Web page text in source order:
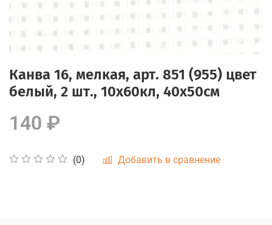
Канва 16, мелкая, арт. 851 (955) цвет
белый, 2 шт., 10x60кл, 40х50см
(0) Добавить в сравнение
140 ₽